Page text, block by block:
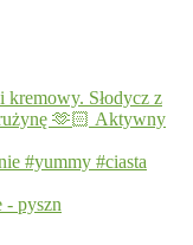
- pyszn